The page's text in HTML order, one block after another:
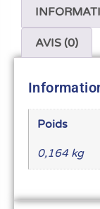
AVIS (0)
Poids
0,164 kg